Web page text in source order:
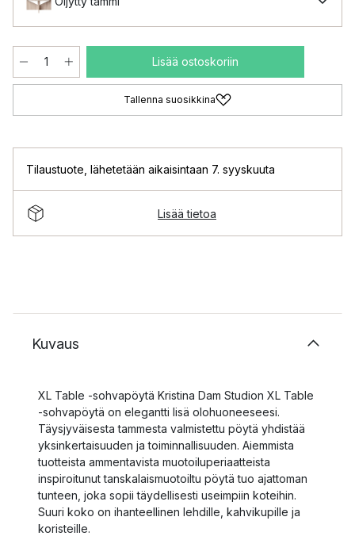
Lisää ostoskoriin
Tallenna suosikkina
Tilaustuote lähetetään aikaisintaan 7. syyskuuta
Lisää tietoa
Kuvaus
XL Table -sohvapöytä Kristina Dam Studion XL Table
-sohvapöytä on elegantti lisä olohuoneeseesi.
Täysjyväisesta tammesta valmistettu pöytä yhdistää
yksinkertaisuuden ja toiminnallisuuden. Aiemmista
tuotteista ammentavista muotoiluperiaatteista
inspiroitunut tanskalaismuotoiltu pöytä tuo ajattoman
tunteen, joka sopii täydellisesti useimpiin koteihin.
Suuri koko on ihanteellinen lehdille, kahvikupille ja
koristeille.